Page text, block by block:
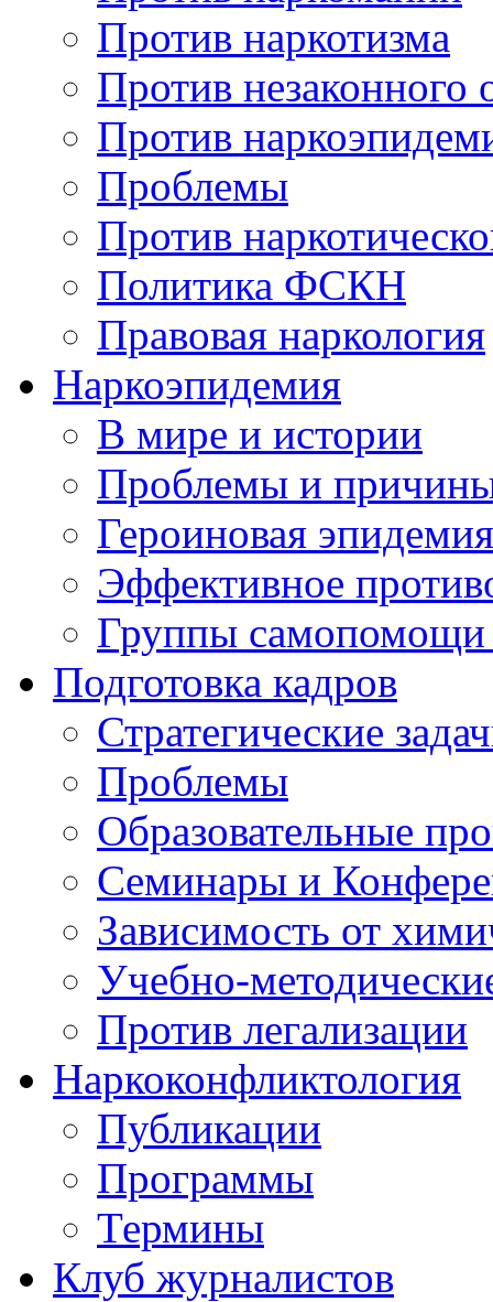
Против наркотизма
Против незаконного
Против
Проблемы
Против
Политика ФСКН
Правовая наркология
Наркоэпидемия
В мире и истории
Проблемы и
Героиновая эпидемия
Эффективное
Группы самопомощи
Подготовка кадров
Стратегические
Проблемы
Образовательные
Семинары и
Зависимость от
Учебно-
Против легализации
Наркоконфликтология
Публикации
Программы
Термины
Клуб журналистов